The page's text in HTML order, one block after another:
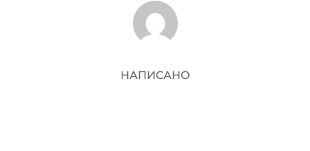
АВТОР ЗАПИСИ
НАПИСАНО